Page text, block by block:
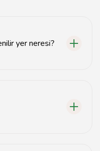
yer neresi?